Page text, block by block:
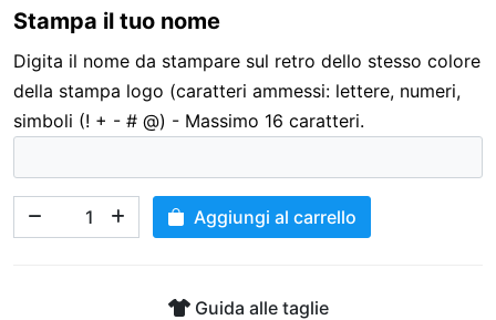
Stampa il tuo nome
Digita il nome da stampare sul retro dello stesso colore
della stampa logo (caratteri ammessi: lettere, numeri,
simboli (! + - # @) - Massimo 16 caratteri.
Aggiungi al carrello
Guida alle taglie